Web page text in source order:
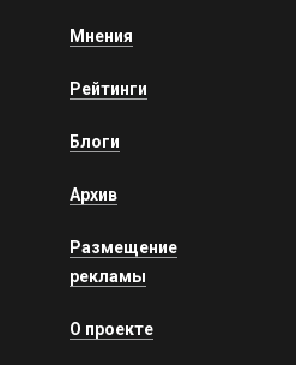
Мнения
Рейтинги
Блоги
Архив
Размещение
рекламы
О проекте